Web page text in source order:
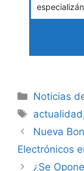
Categories
Noticias
Tags
actualidad
Nueva
Electrónicos
¿Se